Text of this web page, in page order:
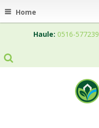
Home
Haule: 0516-577239